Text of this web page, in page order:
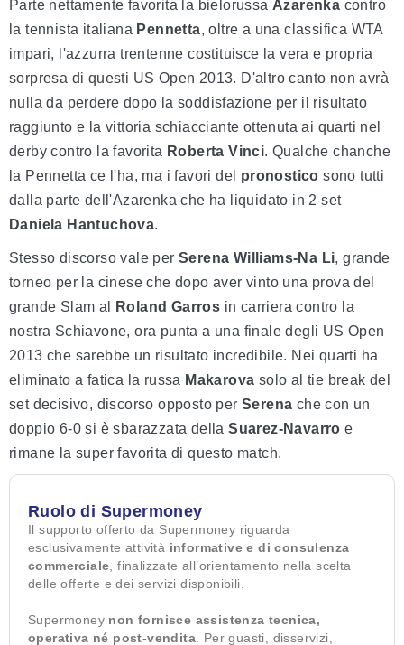
Parte nettamente favorita la bielorussa Azarenka contro
la tennista italiana Pennetta, oltre a una classifica WTA
impari, l'azzurra trentenne costituisce la vera e propria
sorpresa di questi US Open 2013. D'altro canto non avrà
nulla da perdere dopo la soddisfazione per il risultato
raggiunto e la vittoria schiacciante ottenuta ai quarti nel
derby contro la favorita Roberta Vinci. Qualche chanche
la Pennetta ce l'ha, ma i favori del pronostico sono tutti
dalla parte dell'Azarenka che ha liquidato in 2 set
Daniela Hantuchova.
Stesso discorso vale per Serena Williams-Na Li, grande
torneo per la cinese che dopo aver vinto una prova del
grande Slam al
Roland Garros in carriera contro la
nostra Schiavone, ora punta a una finale degli US Open
2013 che sarebbe un risultato incredibile. Nei quarti ha
eliminato a fatica la russa Makarova solo al tie break del
set decisivo, discorso opposto per Serena che con un
doppio 6-0 si è sbarazzata dellaSuarez-Navarro e
rimane la super favorita di questo match.
Ruolo di Supermoney
Il supporto offerto da Supermoney riguarda
esclusivamente attività informative e di consulenza
commerciale , finalizzate all’orientamento nella scelta
delle offerte e dei servizi disponibili.
Supermoney non fornisce assistenza tecnica,
operativa né post-vendita . Per guasti, disservizi,